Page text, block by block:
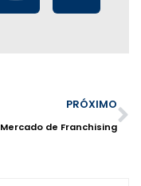
PRÓXIMO
Mercado de Franchising